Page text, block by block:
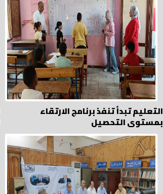
التعليم تبدأ تنفذ برنامج الارتقاء
بمستوى التحصيل